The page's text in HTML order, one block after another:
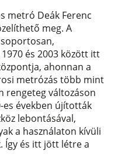
metró Deák Ferenc
meg. A
és 2003 között itt
ahonnan a
metrózás több mint
rengeteg változáson
es években újították
lebontásával,
a használaton kívüli
Így és itt jött létre a